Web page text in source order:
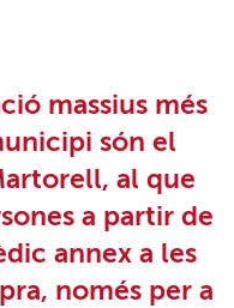
massius més
són el
al que
a partir de
annex a les
només per a